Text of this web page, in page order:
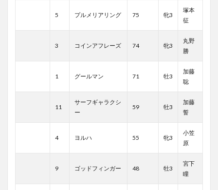
5 プルメリアリング 75 牝3
塚本
征
3 コインアフレーズ 74 牝3
丸野
勝
1 グールマン 71 牡3
加藤
聡
11
サーフギャラクシ
ー
59 牡3
加藤
誓
4 ヨルハ 55 牝3
小笠
原
9 ゴッドフィンガー 48 牡3
宮下
瞳